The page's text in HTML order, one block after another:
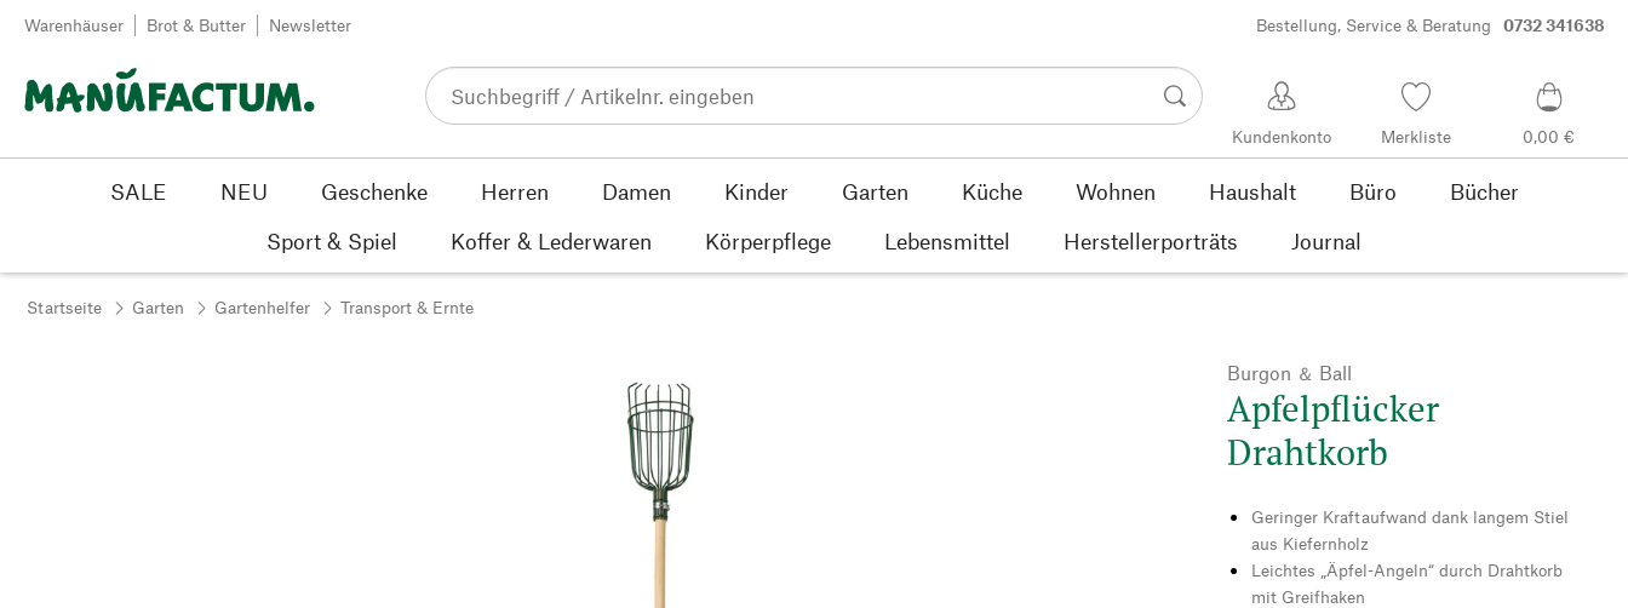
Zum Inhalt springen
Warenhäuser Brot & Butter Newsletter Bestellung, Service & Beratung 0732 341638
Kundenkonto Merkliste 0,00 €
SALE NEU Geschenke Herren Damen Kinder Garten Küche Wohnen Haushalt Büro
Bücher
Sport & Spiel
Koffer & Lederwaren Körperpflege Lebensmittel Herstellerporträts Journal
Startseite Garten Gartenhelfer Transport & Ernte
Burgon ＆ Ball
Apfelpflücker
Drahtkorb
Geringer Kraftaufwand dank langem Stiel
aus Kiefernholz
Leichtes „Äpfel-Angeln“ durch Drahtkorb
mit Greifhaken